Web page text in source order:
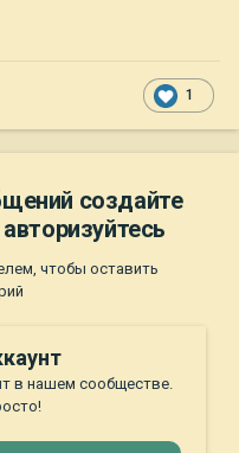
1
создайте
чтобы оставить
в нашем сообществе.